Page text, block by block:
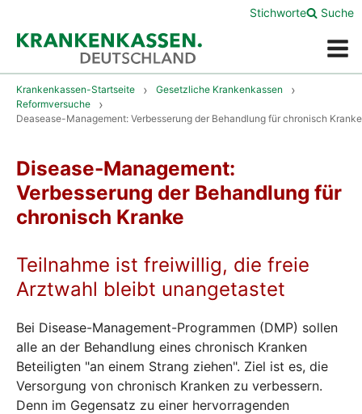
Menü
Stichworte Suche
Krankenkassen-Startseite
Gesetzliche Krankenkassen
Reformversuche
Deasease-Management: Verbesserung der Behandlung für chronisch Kranke
Disease-Management:
Verbesserung der Behandlung für
chronisch Kranke
Teilnahme ist freiwillig, die freie
Arztwahl bleibt unangetastet
Bei Disease-Management-Programmen (DMP) sollen
alle an der Behandlung eines chronisch Kranken
Beteiligten "an einem Strang ziehen". Ziel ist es, die
Versorgung von chronisch Kranken zu verbessern.
Denn im Gegensatz zu einer hervorragenden